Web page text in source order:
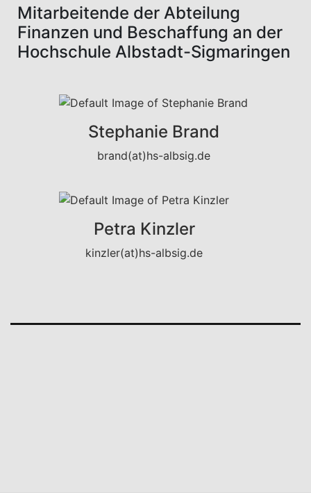
Mitarbeitende der Abteilung
Finanzen und Beschaffung an der
Hochschule Albstadt-Sigmaringen
Stephanie Brand
brand(at)hs-albsig.de
Petra Kinzler
kinzler(at)hs-albsig.de